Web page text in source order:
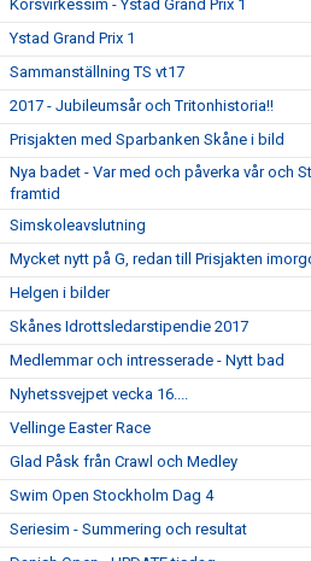
Korsvirkessim - Ystad Grand Prix 1
Ystad Grand Prix 1
Sammanställning TS vt17
2017 - Jubileumsår och Tritonhistoria!!
Prisjakten med Sparbanken Skåne i bild
Nya badet - Var med och påverka vår och
framtid
Simskoleavslutning
Mycket nytt på G, redan till Prisjakten
Helgen i bilder
Skånes Idrottsledarstipendie 2017
Medlemmar och intresserade - Nytt bad
Nyhetssvejpet vecka 16....
Vellinge Easter Race
Glad Påsk från Crawl och Medley
Swim Open Stockholm Dag 4
Seriesim - Summering och resultat